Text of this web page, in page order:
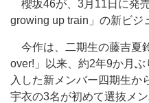
櫻坂46が、3月11日に発
growing up train」の新ビジ
今作は、二期生の藤吉夏
over!」以来、約2年9か月
入した新メンバー四期生か
宇衣の3名が初めて選抜メ